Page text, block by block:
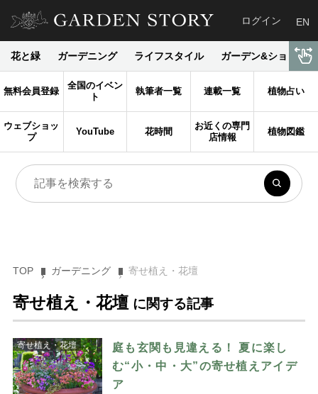
ログイン EN
花と緑 ガーデニング ライフスタイル ガーデン&ショップ
無料会員登録
全国のイベン
ト
執筆者一覧 連載一覧 植物占い
ウェブショッ
プ
YouTube 花時間
お近くの専門
店情報
植物図鑑
TOP ガーデニング 寄せ植え・花壇
寄せ植え・花壇 に関する記事
寄せ植え・花壇
庭も玄関も見違える！ 夏に楽し
む“小・中・大”の寄せ植えアイデ
ア